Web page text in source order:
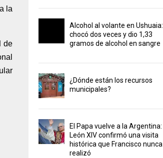
la
de
Alcohol al volante en Ushuaia:
chocó dos veces y dio 1,33
gramos de alcohol en sangre
¿Dónde están los recursos
municipales?
El Papa vuelve a la Argentina:
León XIV confirmó una visita
histórica que Francisco nunca
realizó